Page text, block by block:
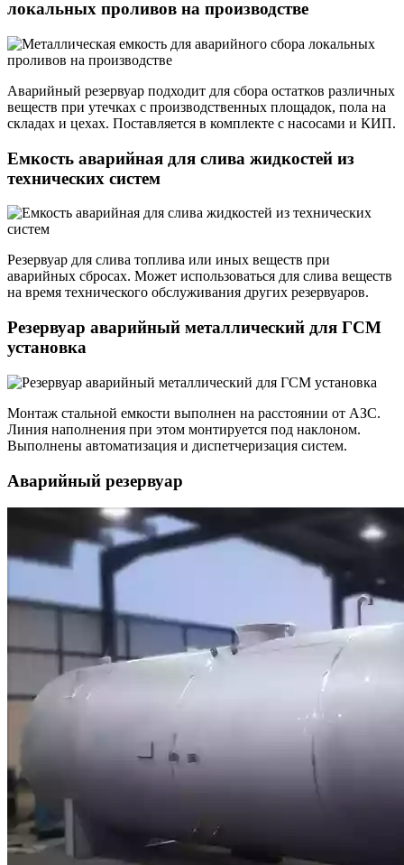
локальных проливов на производстве
Аварийный резервуар подходит для сбора остатков различных
веществ при утечках с производственных площадок, пола на
складах и цехах. Поставляется в комплекте с насосами и КИП.
Емкость аварийная для слива жидкостей из
технических систем
Резервуар для слива топлива или иных веществ при
аварийных сбросах. Может использоваться для слива веществ
на время технического обслуживания других резервуаров.
Резервуар аварийный металлический для ГСМ
установка
Монтаж стальной емкости выполнен на расстоянии от АЗС.
Линия наполнения при этом монтируется под наклоном.
Выполнены автоматизация и диспетчеризация систем.
Аварийный резервуар